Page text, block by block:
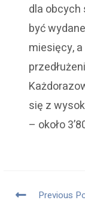
dla
być
miesięcy,
się z
– około
Previous